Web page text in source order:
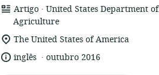
formato
de
recurso:
Artigo .
Editor:United States Department of
Agriculture
local
de
relevância:
The United States of America
idioma:
inglês .
dataoutubro 2016